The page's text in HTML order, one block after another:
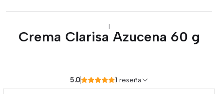
|
Crema Clarisa Azucena 60 g
5.0 1 reseña